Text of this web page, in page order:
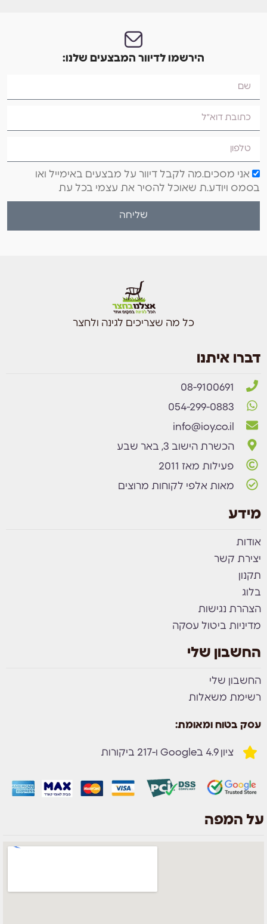
הירשמו לדיוור המבצעים שלנו:
אני מסכים.מה לקבל דיוור על מבצעים באימייל ואו
בסמס ויודע.ת שאוכל להסיר את עצמי בכל עת
שליחה
כל מה שצריכים לגינה ולחצר
דברו איתנו
08-9100691
054-299-0883
info@ioy.co.il
הכשרת הישוב 3, באר שבע
פעילות מאז 2011
מאות אלפי לקוחות מרוצים
מידע
אודות
יצירת קשר
תקנון
בלוג
הצהרת נגישות
מדיניות ביטול עסקה
החשבון שלי
החשבון שלי
רשימת משאלות
עסק בטוח ומאומת:
ציון 4.9 בGoogle ו-217 ביקורות
על המפה